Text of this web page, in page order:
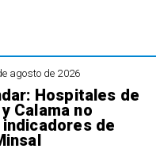
agosto de 2026
Hospitales de
Calama no
de